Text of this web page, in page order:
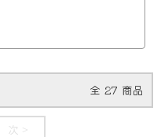
全 27 商品
次 >